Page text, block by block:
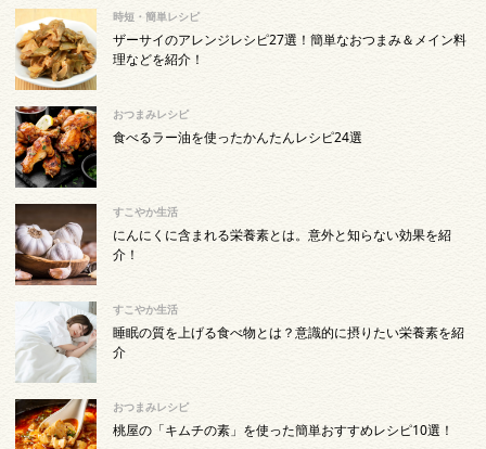
時短・簡単レシピ
ザーサイのアレンジレシピ27選！簡単なおつまみ＆メイン料
理などを紹介！
おつまみレシピ
食べるラー油を使ったかんたんレシピ24選
すこやか生活
にんにくに含まれる栄養素とは。意外と知らない効果を紹
介！
すこやか生活
睡眠の質を上げる食べ物とは？意識的に摂りたい栄養素を紹
介
おつまみレシピ
桃屋の「キムチの素」を使った簡単おすすめレシピ10選！